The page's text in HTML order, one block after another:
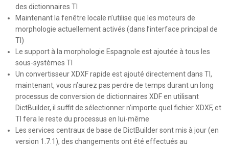
des dictionnaires TI
Maintenant la fenêtre locale n’utilise que les moteurs de
morphologie actuellement activés (dans l’interface principal de
TI)
Le support à la morphologie Espagnole est ajoutée à tous les
sous-systèmes TI
Un convertisseur XDXF rapide est ajouté directement dans TI,
maintenant, vous n’aurez pas perdre de temps durant un long
processus de conversion de dictionnaires XDF en utilisant
DictBuilder, il suffit de sélectionner n’importe quel fichier XDXF, et
TI fera le reste du processus en lui-même
Les services centraux de base de DictBuilder sont mis à jour (en
version 1.7.1), des changements ont été effectués au